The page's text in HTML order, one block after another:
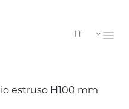
IT
estruso H100 mm